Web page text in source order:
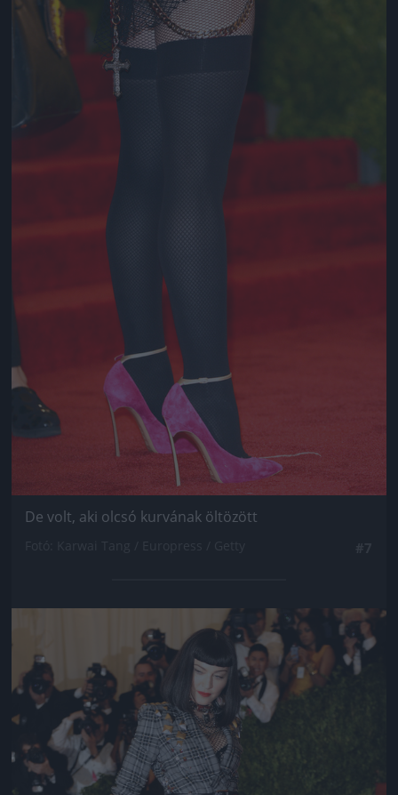
De volt, aki olcsó kurvának öltözött
Jön még kép!